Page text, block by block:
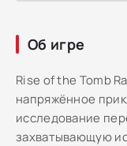
Об игре
Rise of the Tomb
напряжённое
исследование
захватывающую